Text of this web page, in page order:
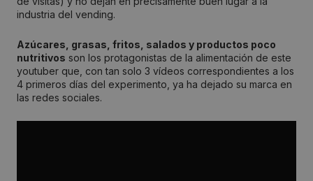
industria del vending.
Azúcares, grasas, fritos, salados y productos poco
nutritivos son los protagonistas de la alimentación de este
youtuber que, con tan solo 3 vídeos correspondientes a los
4 primeros días del experimento, ya ha dejado su marca en
las redes sociales.